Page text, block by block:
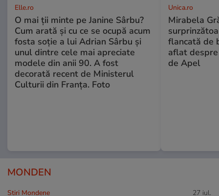
Elle.ro
O mai ții minte pe Janine Sârbu?
Cum arată și cu ce se ocupă acum
fosta soție a lui Adrian Sârbu și
unul dintre cele mai apreciate
modele din anii 90. A fost
decorată recent de Ministerul
Culturii din Franța. Foto
Unica.ro
Mirabela
flancată de
aflat
de Apel
MONDEN
Stiri Mondene 27 iul.